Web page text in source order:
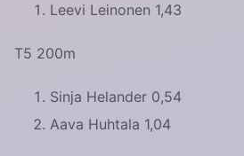
Leevi Leinonen 1,43
T5 200m
Sinja Helander 0,54
Aava Huhtala 1,04